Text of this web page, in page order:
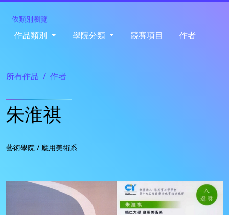
依類別瀏覽
作品類別 學院分類 競賽項目 作者
所有作品 作者
朱淮祺
藝術學院 / 應用美術系